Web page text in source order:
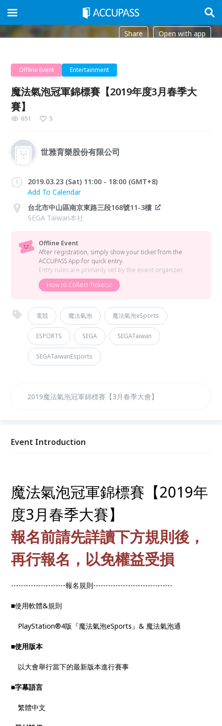
Share Open with app
Offline Event Entertainment
魔法氣泡冠軍錦標賽【2019年度3月春季大
賽】
651 5
世雅育樂股份有限公司
2019.03.23 (Sat) 11:00 - 18:00 (GMT+8)
Add To Calendar
台北市中山區南京東路三段168號11-3樓
SEGA Taiwan本社
Offline Event
After registration, simply show your ticket from the
ACCUPASS App for quick entry.
Entry rules are primarily set by the event organizer.
How to Collect Tickets?
電競 魔法氣泡 魔法氣泡eSports
ESPORTS SEGA SEGATaiwan
SEGATaiwanEsports
2019魔法氣泡冠軍錦標賽【3月春季大會】
Event Introduction
魔法氣泡冠軍錦標賽【2019年
度3月春季大賽】
報名前請先詳讀下方規則後，
再行報名，以免權益受損
----------------------報名規則--------------------------------
■使用軟體&規則
PlayStation®4版『魔法氣泡eSports』& 魔法氣泡通
■使用版本
以大會舉行當下的最新版本進行賽事
■字幕語言
繁體中文